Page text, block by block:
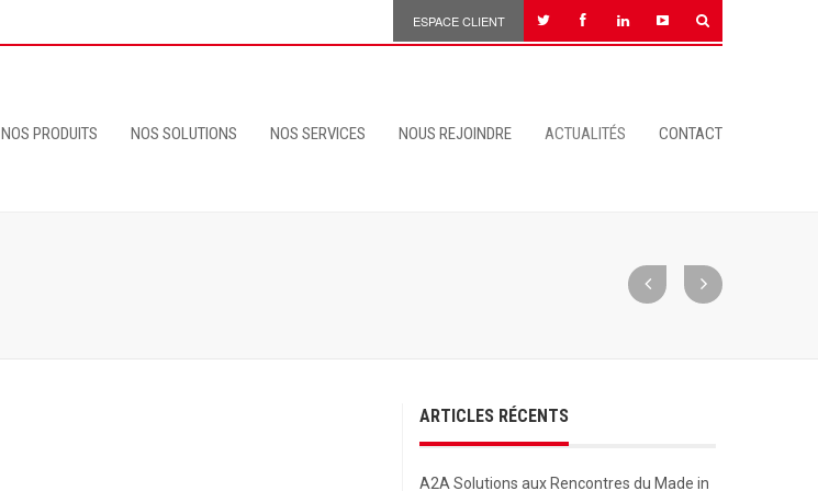
ESPACE CLIENT
NOS PRODUITS NOS SOLUTIONS NOS SERVICES NOUS REJOINDRE ACTUALITÉS CONTACT
ARTICLES RÉCENTS
A2A Solutions aux Rencontres du Made in